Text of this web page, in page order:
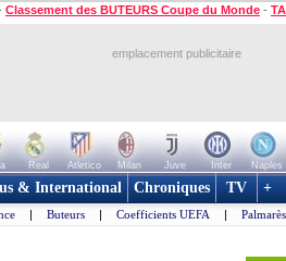
Classement des BUTEURS Coupe du Monde -
emplacement publicitaire
Real Atletico Milan Juve Inter Naples
& International Chroniques TV +
| Buteurs | Coefficients UEFA |